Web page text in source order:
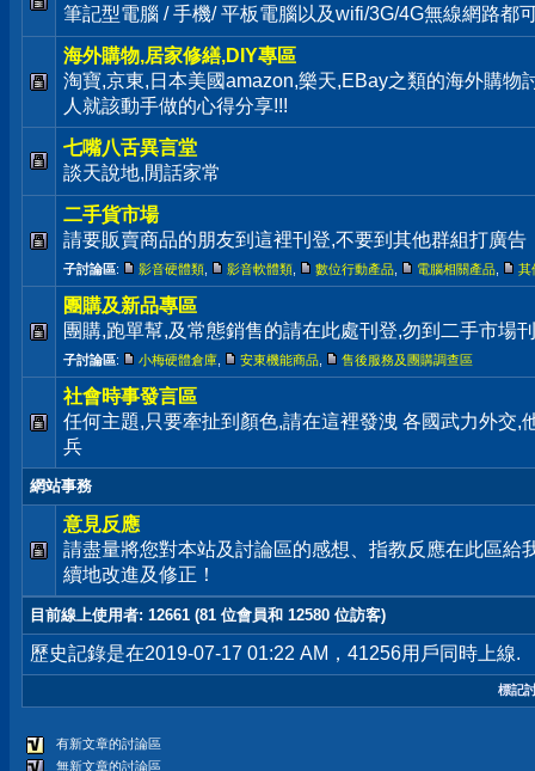
筆記型電腦 / 手機/ 平板電腦以及wifi/3G/4G無線網路都
海外購物,居家修繕,DIY專區
淘寶,京東,日本美國amazon,樂天,EBay之類的海外購物
人就該動手做的心得分享!!!
七嘴八舌異言堂
談天說地,閒話家常
二手貨市場
請要販賣商品的朋友到這裡刊登,不要到其他群組打廣告
子討論區: 影音硬體類 影音軟體類 數位行動產品 電腦相關產品 其
團購及新品專區
團購,跑單幫,及常態銷售的請在此處刊登,勿到二手市場
子討論區: 小梅硬體倉庫 安東機能商品 售後服務及團購調查區
社會時事發言區
任何主題,只要牽扯到顏色,請在這裡發洩 各國武力外交,
兵
網站事務
意見反應
請盡量將您對本站及討論區的感想、指教反應在此區給
續地改進及修正！
目前線上使用者: 12661 (81 位會員和 12580 位訪客)
歷史記錄是在2019-07-17 01:22 AM，41256用戶同時上線.
標記
有新文章的討論區
無新文章的討論區